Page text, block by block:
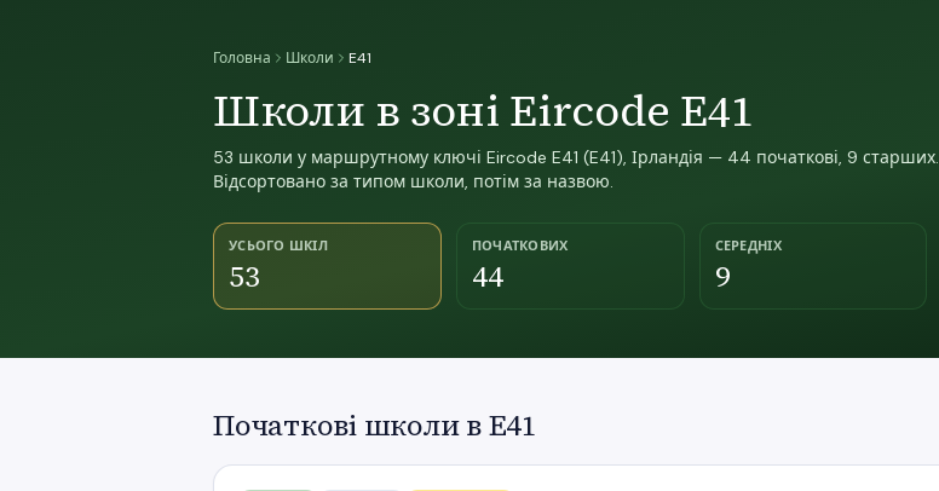
Головна Школи E41
Школи в зоні Eircode E41
53 школи у маршрутному ключі Eircode E41 (E41), Ірландія — 44 початкові, 9 старших.
Відсортовано за типом школи, потім за назвою.
УСЬОГО ШКІЛ
53
ПОЧАТКОВИХ
44
СЕРЕДНІХ
9
Початкові школи в E41
Ballycahill N S